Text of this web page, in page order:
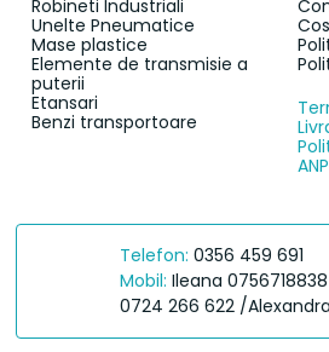
Robineti Industriali
Unelte Pneumatice
Mase plastice
Elemente de transmisie a
puterii
Etansari
Benzi transportoare
Telefon:0356 459 691
Mobil:Ileana
0724 266 622 /